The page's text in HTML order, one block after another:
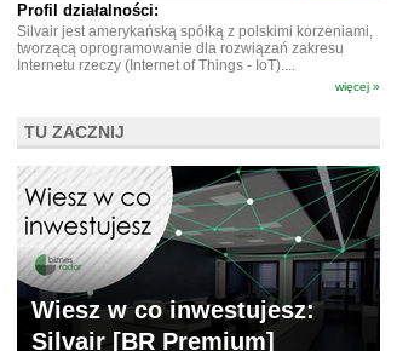
Profil działalności:
Silvair jest amerykańską spółką z polskimi korzeniami,
tworzącą oprogramowanie dla rozwiązań zakresu
Internetu rzeczy (Internet of Things - IoT)....
więcej »
TU ZACZNIJ
Wiesz w co inwestujesz:
Silvair [BR Premium]